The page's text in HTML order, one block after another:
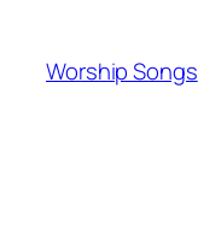
content
Worship Songs